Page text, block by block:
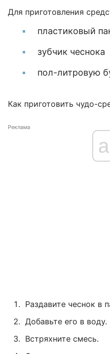
Для приготовления
пластиковый
зубчик чеснока
пол-литровую
Как приготовить чудо-
Реклама
Раздавите чеснок в
Добавьте его в воду.
Встряхните смесь.